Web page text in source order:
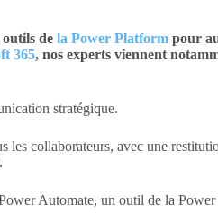
de la Power Platform pour
365, nos experts viennent
stratégique.
collaborateurs, avec une
Automate, un outil de la